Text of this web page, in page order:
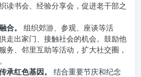
读书会、经验分享会，促进老干部之
合。
组织郊游、参观、座谈等活
走出家门、接触社会的机会。鼓励他
务、邻里互助等活动，扩大社交圈，
承红色基因。
结合重要节庆和纪念